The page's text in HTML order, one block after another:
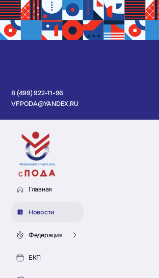
8 (499) 922-11-96
VFPODA@YANDEX.RU
Главная
Новости
Федерация
ЕКП